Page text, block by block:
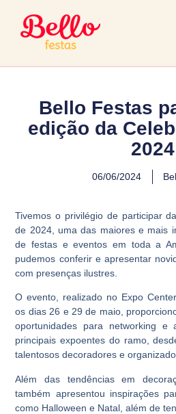
Bello Festas
edição da
2024
06/06/2024
Tivemos o privilégio de participar
de 2024, uma das maiores e mais
de festas e eventos em toda a
pudemos conferir e apresentar
com presenças ilustres.
O evento, realizado no Expo
os dias 26 e 29 de maio,
oportunidades para networking e
principais expoentes do ramo,
talentosos decoradores e
Além das tendências em
também apresentou inspirações
como Halloween e Natal, além de